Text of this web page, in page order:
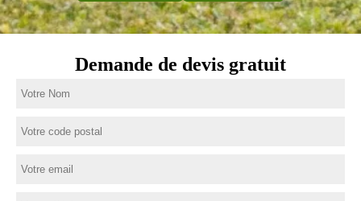
Demande de devis gratuit